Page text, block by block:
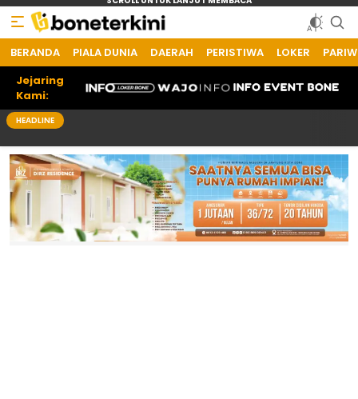
BERANDA PIALA DUNIA DAERAH PERISTIWA LOKER
Jejaring
Kami:
HEADLINE